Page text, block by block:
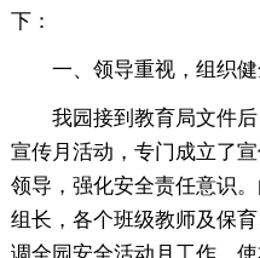
下：
一、领导重视，组织
我园接到教育局文件
宣传月活动，专门成立了
领导，强化安全责任意识
组长，各个班级教师及保